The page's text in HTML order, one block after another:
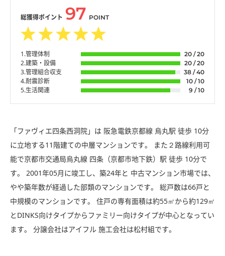
総獲得ポイント 97 POINT
1.管理体制 20 / 20
2.建築・設備 20 / 20
3.管理組合収支 38 / 40
4.耐震診断 10 / 10
5.生活関連 9 / 10
「ファヴィエ四条西洞院」は 阪急電鉄京都線 烏丸駅 徒歩 10分
に立地する11階建ての中層マンションです。 また２路線利用可
能で京都市交通局烏丸線 四条（京都市地下鉄）駅 徒歩 10分で
す。 2001年05月に竣工し、築24年と 中古マンション市場では、
やや築年数が経過した部類のマンションです。 総戸数は66戸と
中規模のマンションです。 住戸の専有面積は約55㎡から約129㎡
とDINKS向けタイプからファミリー向けタイプが中心となってい
ます。 分譲会社はアイフル 施工会社は松村組です。